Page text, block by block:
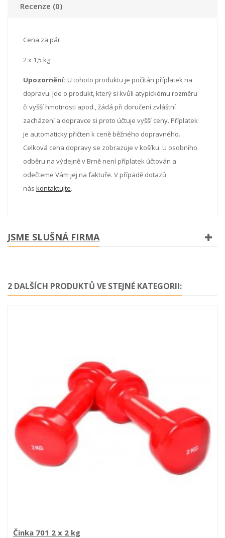
Recenze (0)
Cena za pár.
2 x 1,5 kg
Upozornění: U tohoto produktu je počítán příplatek na
dopravu. Jde o produkt, který si kvůli atypickému rozměru
či vyšší hmotnosti apod., žádá při doručení zvláštní
zacházení a dopravce si proto účtuje vyšší ceny. Příplatek
je automaticky přičten k ceně běžného dopravného.
Celková cena dopravy se zobrazuje v košíku. U osobního
odběru na výdejně v Brně není příplatek účtován a
odečteme Vám jej na faktuře. V případě dotazů
nás kontaktujte.
JSME SLUŠNÁ FIRMA
2 DALŠÍCH PRODUKTŮ VE STEJNÉ KATEGORII:
Činka 701 2 x 2 kg